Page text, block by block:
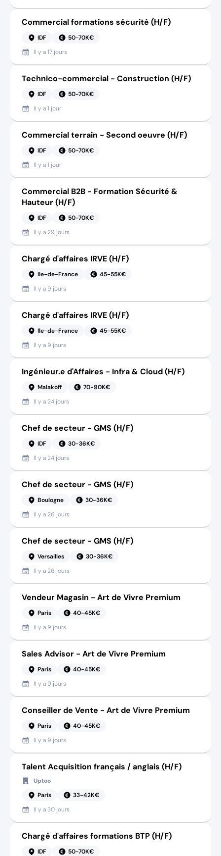
Commercial formations sécurité (H/F)
IDF
50-70K€
Il y a17 jours
Technico-commercial - Construction (H/F)
IDF
50-70K€
Il y a1 jour
Commercial terrain - Second oeuvre (H/F)
IDF
50-70K€
Il y a1 jour
Commercial B2B - Formation Sécurité &
Hauteur (H/F)
IDF
50-70K€
Il y a 29 jours
Chargé d'affaires IRVE (H/F)
Ile-de-France
45-55K€
Il y a 9 jours
Chargé d'affaires IRVE (H/F)
Ile-de-France
45-55K€
Il y a 9 jours
Ingénieur.e d'Affaires - Infra & Cloud (H/F)
Malakoff
70-90K€
Il y a 24 jours
Chef de secteur - GMS (H/F)
IDF
30-36K€
Il y a 24 jours
Chef de secteur - GMS (H/F)
Boulogne
30-36K€
Il y a 26 jours
Chef de secteur - GMS (H/F)
Versailles
30-36K€
Il y a 26 jours
Vendeur Magasin - Art de Vivre Premium
Paris
40-45K€
Il y a 9 jours
Sales Advisor - Art de Vivre Premium
Paris
40-45K€
Il y a 9 jours
Conseiller de Vente - Art de Vivre Premium
Paris
40-45K€
Il y a 9 jours
Talent Acquisition français / anglais (H/F)
Uptoo
Paris
33-42K€
Il y a 30 jours
Chargé d'affaires formations BTP (H/F)
IDF
50-70K€